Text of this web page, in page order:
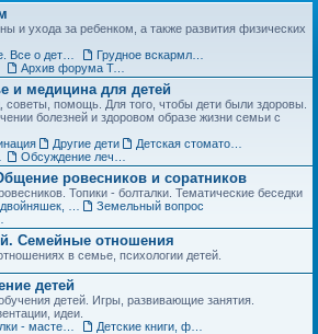
и ухода за ребенком, а также развития физических
Архив форума Товары для детей
и медицина для детей
советы, помощь. Для того, чтобы дети были здоровы.
болезней и здоровом образе жизни семьи с
Другие дети
ровесников и соратников
Топики - болталки. Тематические беседки
Земельный вопрос
Семейные отношения
в семье, психологии детей.
детей
детей. Игры, развивающие занятия.
идеи.